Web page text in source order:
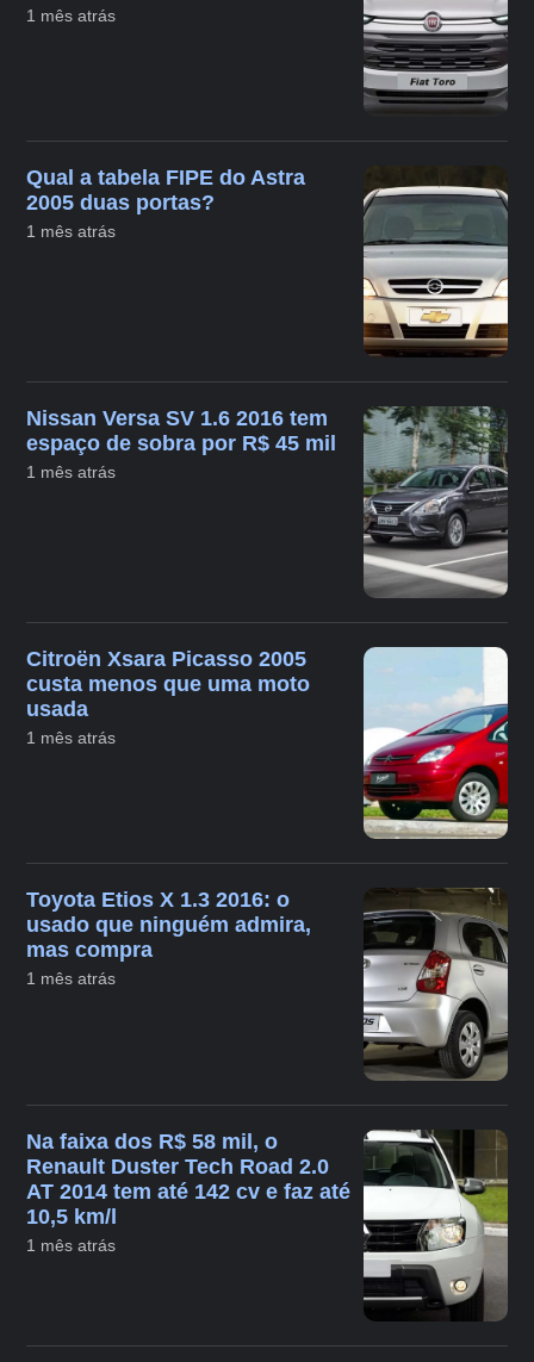
1 mês atrás
Qual a tabela FIPE do Astra
2005 duas portas?
1 mês atrás
Nissan Versa SV 1.6 2016 tem
espaço de sobra por R$ 45 mil
1 mês atrás
Citroën Xsara Picasso 2005
custa menos que uma moto
usada
1 mês atrás
Toyota Etios X 1.3 2016: o
usado que ninguém admira,
mas compra
1 mês atrás
Na faixa dos R$ 58 mil, o
Renault Duster Tech Road 2.0
AT 2014 tem até 142 cv e faz até
10,5 km/l
1 mês atrás